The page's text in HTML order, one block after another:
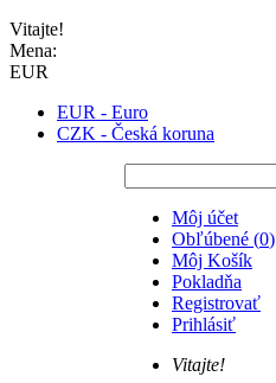
Vitajte!
Mena:
EUR
EUR - Euro
CZK - Česká koruna
Môj účet
Obľúbené (0)
Môj Košík
Pokladňa
Registrovať
Prihlásiť
Vitajte!